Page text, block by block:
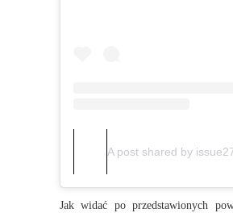
A post shared by
Jak widać po przedstawionych